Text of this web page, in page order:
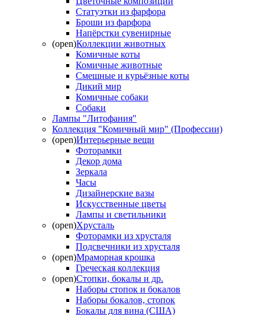
Статуэтки из фарфора
Броши из фарфора
Напёрстки сувенирные
(open)Коллекции животных
Комичные коты
Комичные животные
Смешные и курьёзные коты
Дикий мир
Комичные собаки
Собаки
Лампы "Литофания"
Коллекция "Комичный мир" (Профессии)
(open)Интерьерные вещи
Фоторамки
Декор дома
Зеркала
Часы
Дизайнерские вазы
Искусственные цветы
Лампы и светильники
(open)Хрусталь
Фоторамки из хрусталя
Подсвечники из хрусталя
(open)Мраморная крошка
Греческая коллекция
(open)Стопки, бокалы и др.
Наборы стопок и бокалов
Наборы бокалов, стопок
Бокалы для вина (США)